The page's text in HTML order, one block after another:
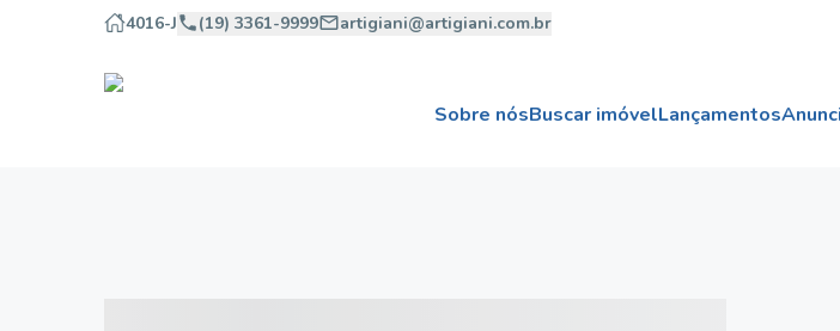
4016-J (19) 3361-9999 artigiani@artigiani.com.br
Sobre nósBuscar imóvelLançamentos